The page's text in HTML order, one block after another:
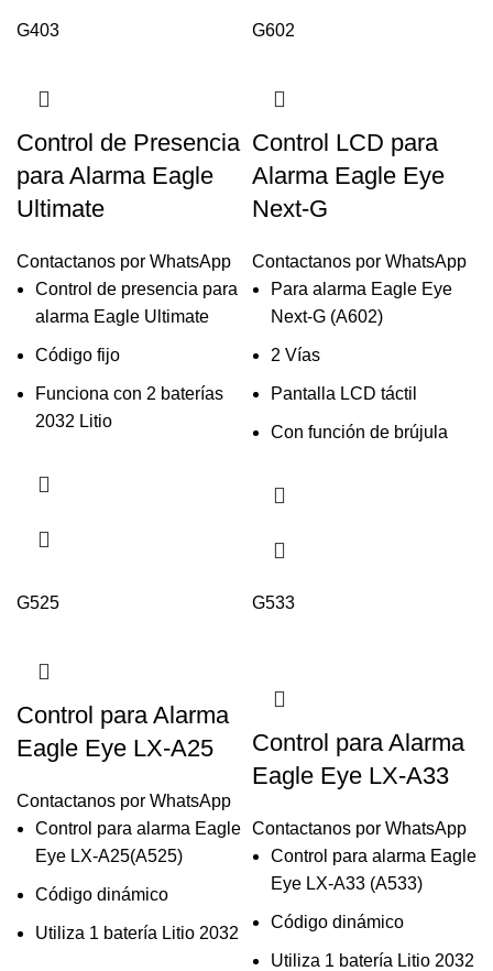
G403
Control de Presencia
para Alarma Eagle
Ultimate
Contactanos por WhatsApp
Control de presencia para
alarma Eagle Ultimate
Código fijo
Funciona con 2 baterías
2032 Litio
G602
Control LCD para
Alarma Eagle Eye
Next-G
Contactanos por WhatsApp
Para alarma Eagle Eye
Next-G (A602)
2 Vías
Pantalla LCD táctil
Con función de brújula
G525
Control para Alarma
Eagle Eye LX-A25
Contactanos por WhatsApp
Control para alarma Eagle
Eye LX-A25(A525)
Código dinámico
Utiliza 1 batería Litio 2032
G533
Control para Alarma
Eagle Eye LX-A33
Contactanos por WhatsApp
Control para alarma Eagle
Eye LX-A33 (A533)
Código dinámico
Utiliza 1 batería Litio 2032